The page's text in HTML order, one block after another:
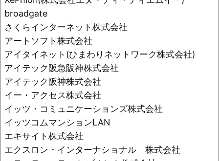
broadgate
さくらインターネット株式会社
アートソフト株式会社
アイタイネット(ひまわりネットワーク株式会社)
アイテック阪急阪神株式会社
アイテック阪神株式会社
イー・アクセス株式会社
イッツ・コミュニケーションズ株式会社
イッツコムマンションLAN
エキサイト株式会社
エクスロン・インターナショナル 株式会社